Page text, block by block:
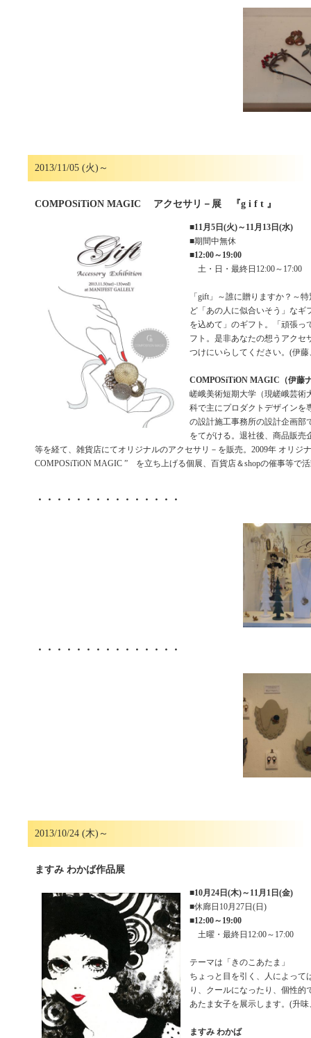
2013/11/05 (火)～
COMPOSiTiON MAGIC アクセサリ－展 『g i f t 』
■11月5日(火)～11月13日(水)
■期間中無休
■12:00～19:00
土・日・最終日12:00～17:00
「gift」～誰に贈りますか？～
ど「あの人に似合いそう」なギ
を込めて」のギフト。「頑張っ
フト。是非あなたの想うアクセ
つけにいらしてください。(伊藤
COMPOSiTiON MAGIC（伊藤
嵯峨美術短期大学（現嵯峨芸術
科で主にプロダクトデザインを
の設計施工事務所の設計企画部
をてがける。退社後、商品販売
等を経て、雑貨店にてオリジナルのアクセサリ－を販売。2009年 オリジ
COMPOSiTiON MAGIC ” を立ち上げる個展、百貨店＆shopの催事等で
・・・・・・・・・・・・・・・
・・・・・・・・・・・・・・・
2013/10/24 (木)～
ますみ わかば作品展
■10月24日(木)～11月1日(金)
■休廊日10月27日(日)
■12:00～19:00
土曜・最終日12:00～17:00
テーマは「きのこあたま」
ちょっと目を引く、人によって
り、クールになったり、個性的
あたま女子を展示します。(升味
ますみ わかば